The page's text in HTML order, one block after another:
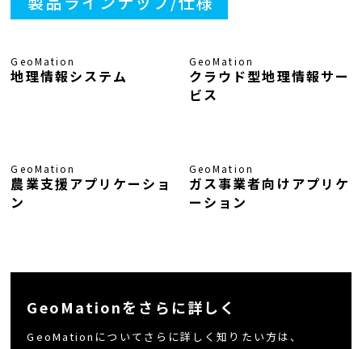
GeoMation
地理情報システム
GeoMation
クラウド型地理情報サー
ビス
GeoMation
農業支援アプリケーショ
ン
GeoMation
ガス事業者向けアプリケ
ーション
GeoMationをさらに詳しく
GeoMationについてさらに詳しく知りたい方は、